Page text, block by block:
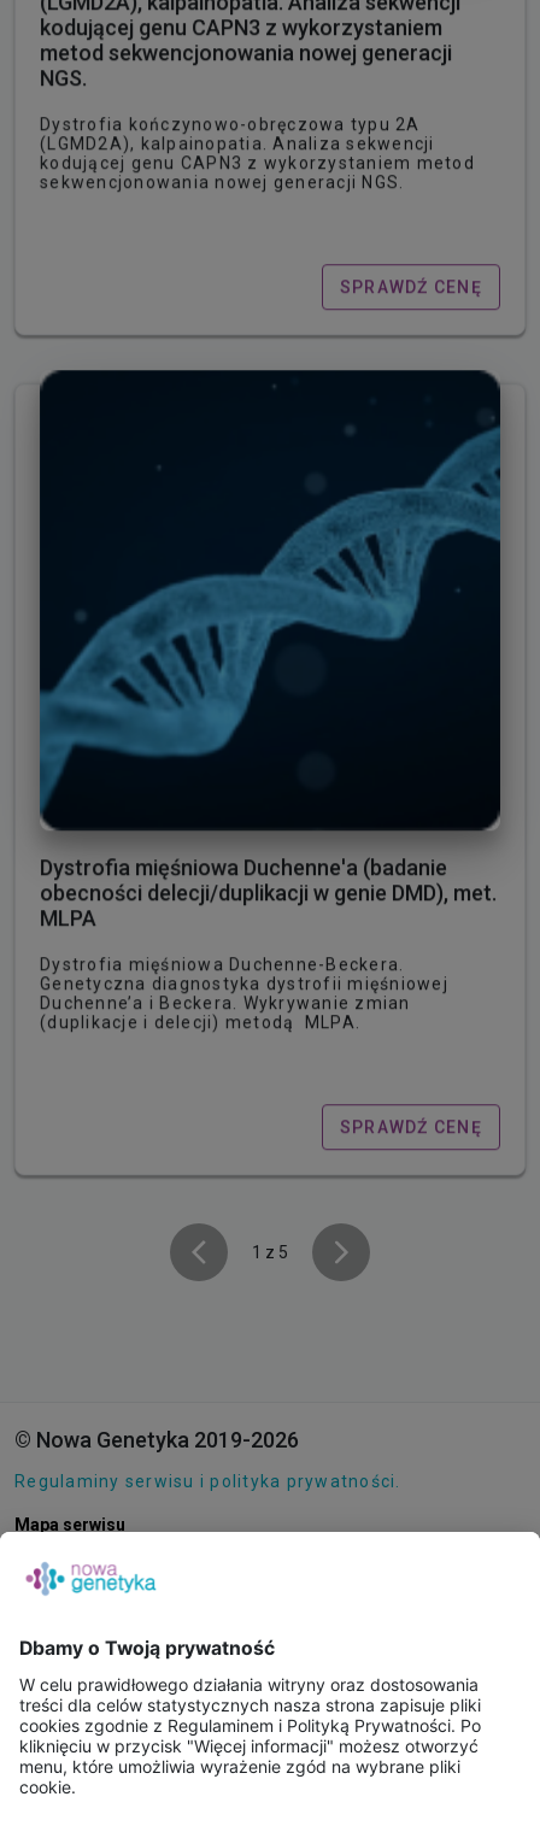
kodującej genu CAPN3 z wykorzystaniem
metod sekwencjonowania nowej generacji
NGS.
Dystrofia kończynowo-obręczowa typu 2A
(LGMD2A), kalpainopatia. Analiza sekwencji
kodującej genu CAPN3 z wykorzystaniem metod
sekwencjonowania nowej generacji NGS.
SPRAWDŹ CENĘ
Dystrofia mięśniowa Duchenne'a (badanie
obecności delecji/duplikacji w genie DMD), met.
MLPA
Dystrofia mięśniowa Duchenne-Beckera.
Genetyczna diagnostyka dystrofii mięśniowej
Duchenne’a i Beckera. Wykrywanie zmian
(duplikacje i delecji) metodą MLPA.
SPRAWDŹ CENĘ
1 z 5
© Nowa Genetyka 2019-2026
Regulaminy serwisu i polityka prywatności.
Mapa serwisu
E-SKLEP
PUNKTY POBRAŃ
KONSULTACJE ONLINE
PORADNIE GENETYCZNE
BAZA WIEDZY
FAQ